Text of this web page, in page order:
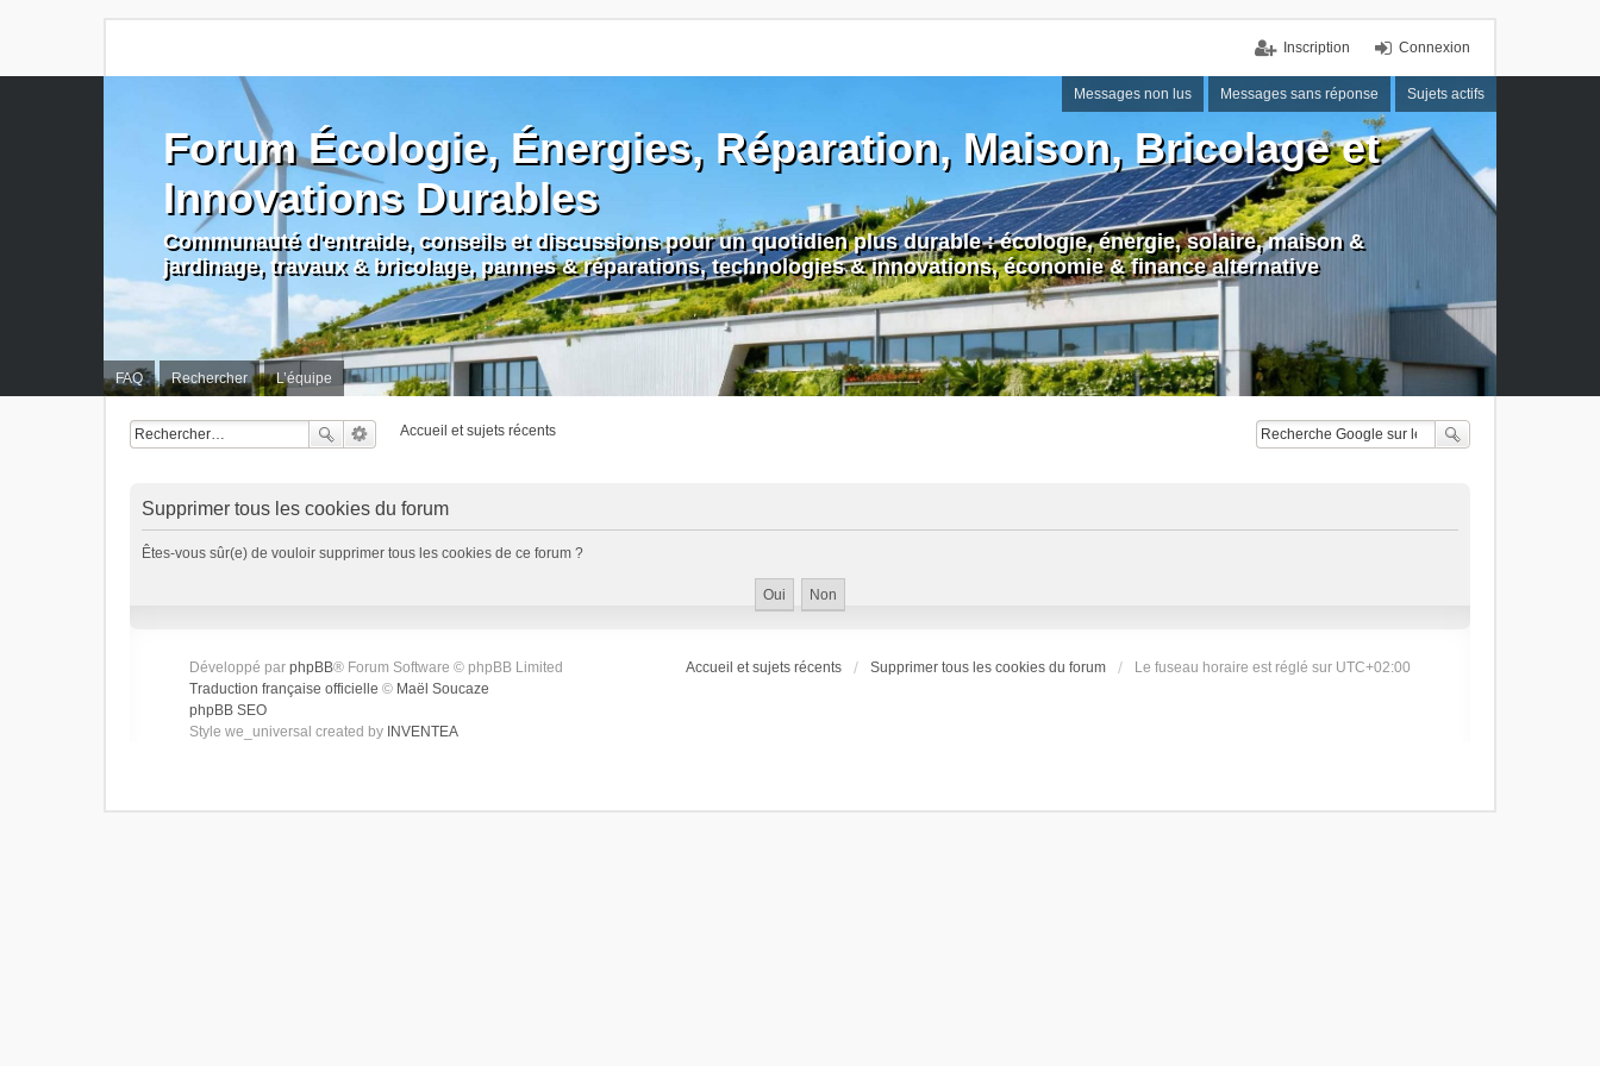
Connexion
Inscription
Messages non lus Messages sans réponse Sujets actifs
FAQ Rechercher L’équipe
Forum Écologie, Énergies, Réparation, Maison, Bricolage et
Innovations Durables
Communauté d'entraide, conseils et discussions pour un quotidien plus durable : écologie, énergie, solaire, maison &
jardinage, travaux & bricolage, pannes & réparations, technologies & innovations, économie & finance alternative
Accueil et sujets récents
Supprimer tous les cookies du forum
Êtes-vous sûr(e) de vouloir supprimer tous les cookies de ce forum ?
Accueil et sujets récents Supprimer tous les cookies du forum Le fuseau horaire est réglé sur UTC+02:00
Développé parphpBB® Forum Software © phpBB Limited
Traduction française officielle © Maël Soucaze
phpBB SEO
Style we_universal created by INVENTEA